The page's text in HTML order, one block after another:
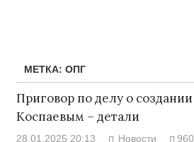
МЕТКА: ОПГ
Приговор по делу о
Коспаевым – детали
28.01.2025 20:13 Новости 960